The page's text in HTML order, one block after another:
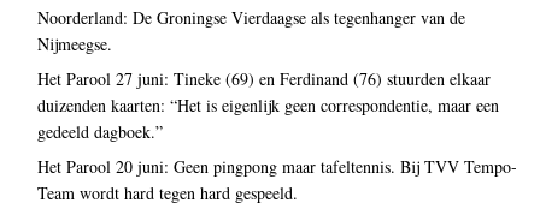
Noorderland: De Groningse Vierdaagse als tegenhanger van de
Nijmeegse.
Het Parool 27 juni: Tineke (69) en Ferdinand (76) stuurden elkaar
duizenden kaarten: “Het is eigenlijk geen correspondentie, maar een
gedeeld dagboek.”
Het Parool 20 juni: Geen pingpong maar tafeltennis. Bij TVV Tempo-
Team wordt hard tegen hard gespeeld.